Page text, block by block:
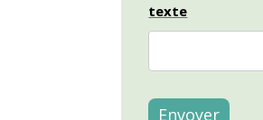
texte
Envoyer